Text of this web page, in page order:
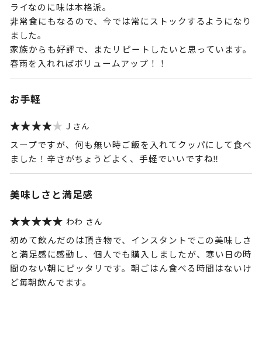
ライなのに味は本格派。
非常食にもなるので、今では常にストックするようになり
ました。
家族からも好評で、またリピートしたいと思っています。
春雨を入れればボリュームアップ！！
お手軽
J
スープですが、何も無い時ご飯を入れてクッパにして食べ
ました！辛さがちょうどよく、手軽でいいですね‼︎
美味しさと満足感
わわ
初めて飲んだのは頂き物で、インスタントでこの美味しさ
と満足感に感動し、個人でも購入しましたが、寒い日の時
間のない朝にピッタリです。朝ごはん食べる時間はないけ
ど毎朝飲んでます。